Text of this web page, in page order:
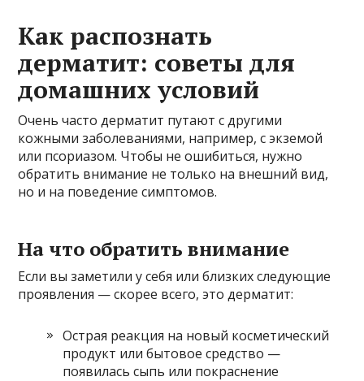
Как распознать
дерматит: советы для
домашних условий
Очень часто дерматит путают с другими
кожными заболеваниями, например, с экземой
или псориазом. Чтобы не ошибиться, нужно
обратить внимание не только на внешний вид,
но и на поведение симптомов.
На что обратить внимание
Если вы заметили у себя или близких следующие
проявления — скорее всего, это дерматит:
Острая реакция на новый косметический
продукт или бытовое средство —
появилась сыпь или покраснение